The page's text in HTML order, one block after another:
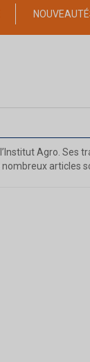
Agro.
articles